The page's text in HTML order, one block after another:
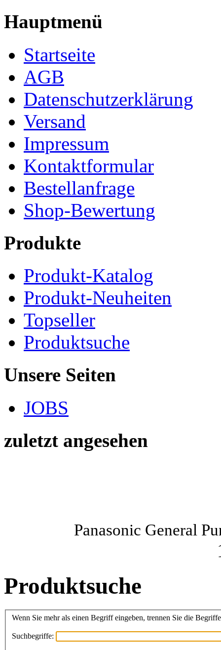
Hauptmenü
Startseite
AGB
Datenschutzerklärung
Versand
Impressum
Kontaktformular
Bestellanfrage
Shop-Bewertung
Produkte
Produkt-Katalog
Produkt-Neuheiten
Topseller
Produktsuche
Unsere Seiten
JOBS
zuletzt angesehen
Panasonic General
Produktsuche
Wenn Sie mehr als einen Begriff eingeben, trennen Sie die
Suchbegriffe: